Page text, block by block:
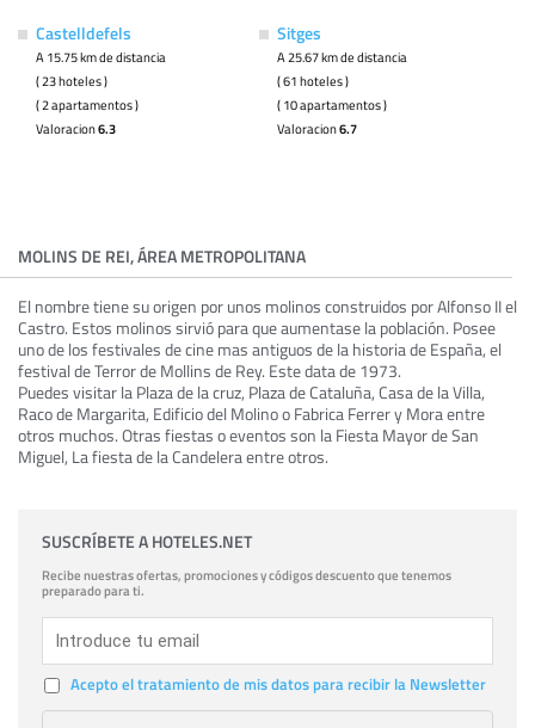
Castelldefels
A 15.75 km de distancia
( 23 hoteles )
( 2 apartamentos )
Valoracion6.3
Sitges
A 25.67 km de distancia
( 61 hoteles )
( 10 apartamentos )
Valoracion6.7
MOLINS DE REI, ÁREA METROPOLITANA
El nombre tiene su origen por unos molinos construidos por Alfonso II el
Castro. Estos molinos sirvió para que aumentase la población. Posee
uno de los festivales de cine mas antiguos de la historia de España, el
festival de Terror de Mollins de Rey. Este data de 1973.
Puedes visitar la Plaza de la cruz, Plaza de Cataluña, Casa de la Villa,
Raco de Margarita, Edificio del Molino o Fabrica Ferrer y Mora entre
otros muchos. Otras fiestas o eventos son la Fiesta Mayor de San
Miguel, La fiesta de la Candelera entre otros.
SUSCRÍBETE A HOTELES.NET
Recibe nuestras ofertas, promociones y códigos descuento que tenemos
preparado para ti.
Acepto el tratamiento de mis datos para recibir la Newsletter